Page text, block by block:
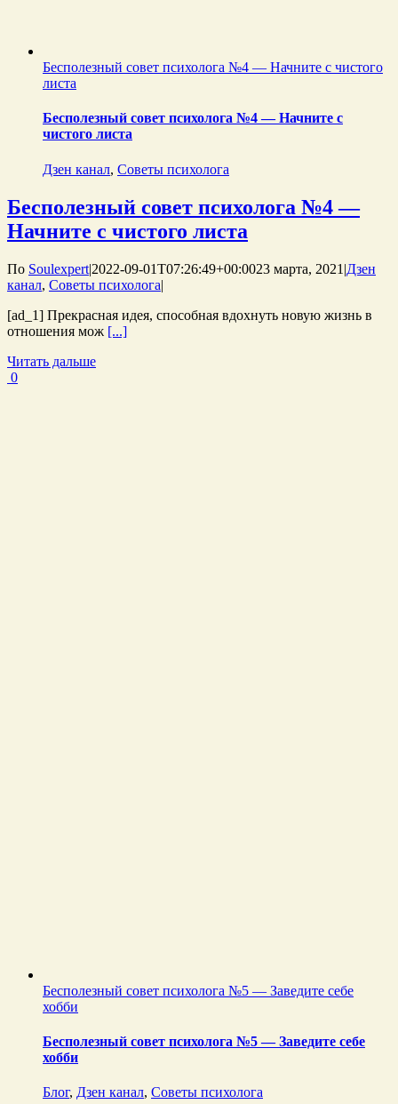
Бесполезный совет психолога №4 — Начните с чистого
листа
Бесполезный совет психолога №4 — Начните с
чистого листа
Дзен канал, Советы психолога
Бесполезный совет психолога №4 —
Начните с чистого листа
По Soulexpert|2022-09-01T07:26:49+00:0023 марта, 2021 |Дзен
канал, Советы психолога|
[ad_1] Прекрасная идея, способная вдохнуть новую жизнь в
отношения мож [...]
Читать дальше
0
Бесполезный совет психолога №5 — Заведите себе
хобби
Бесполезный совет психолога №5 — Заведите себе
хобби
Блог, Дзен канал, Советы психолога